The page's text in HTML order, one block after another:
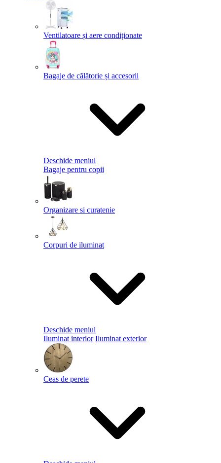
Ventilatoare și aere condiționate
Bagaje de călătorie și accesorii
Deschide meniul
Bagaje pentru copii
Organizare si curatenie
Corpuri de iluminat
Deschide meniul
Iluminat interior Iluminat exterior
Ceas de perete